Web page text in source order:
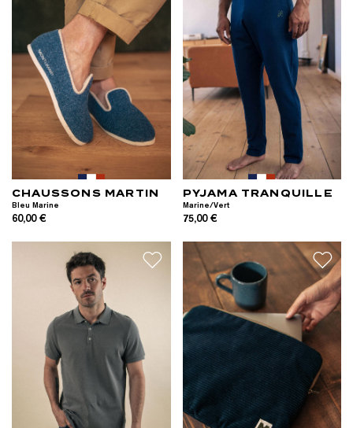
CHAUSSONS MARTIN
Bleu Marine
60,00 €
PYJAMA TRANQUILLE
Marine/Vert
75,00 €